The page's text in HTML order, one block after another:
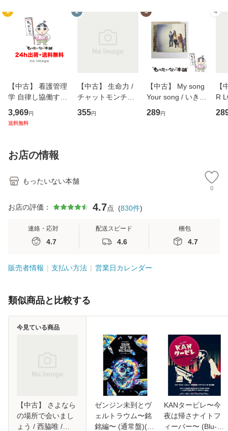
1
【中古】 看護管理
学 自律し協働する
専門職の看護マネ
ジメントスキル 改
恵 藤本幸三 / 南江
堂 [単行
3,969円
送料無料
2
【中古】 生命力 /
チャットモンチー /
キューンレコード
[CD]【メール便送
355円
3
【中古】 My song
Your song / いきも
のがかり / [CD]
【メール便送料無
289円
4
【
R
産
お店の情報
もったいない本舗
0
お店の評価： 4.7点 (830件)
連絡・応対
4.7
配送スピード
4.6
梱包
4.7
販売者情報 支払い方法 営業日カレンダー
類似商品と比較する
【中古】 さよなら
の場所で会いまし
ょう / 西脇唯 /
今見ている商品
ゼンジン未到とヴ
ェルトラウム〜銘
銘編〜 (通常盤)(2
KANタービレ〜今
夜は帰さナイトフ
ィーバー〜 (Blu-